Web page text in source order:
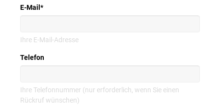
E-Mail *
Ihre E-Mail-Adresse
Telefon
Ihre Telefonnummer (nur erforderlich, wenn Sie einen
Rückruf wünschen)